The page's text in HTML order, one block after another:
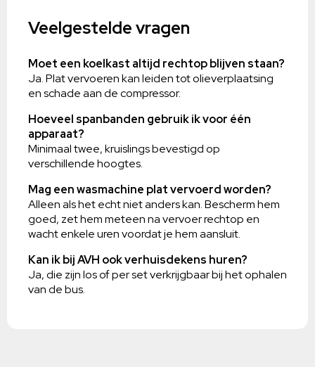
Veelgestelde vragen
Moet een koelkast altijd rechtop blijven staan?
Ja. Plat vervoeren kan leiden tot olieverplaatsing
en schade aan de compressor.
Hoeveel spanbanden gebruik ik voor één
apparaat?
Minimaal twee, kruislings bevestigd op
verschillende hoogtes.
Mag een wasmachine plat vervoerd worden?
Alleen als het echt niet anders kan. Bescherm hem
goed, zet hem meteen na vervoer rechtop en
wacht enkele uren voordat je hem aansluit.
Kan ik bij AVH ook verhuisdekens huren?
Ja, die zijn los of per set verkrijgbaar bij het ophalen
van de bus.